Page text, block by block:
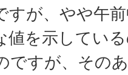
すが、やや午
値を示してい
ですが、その